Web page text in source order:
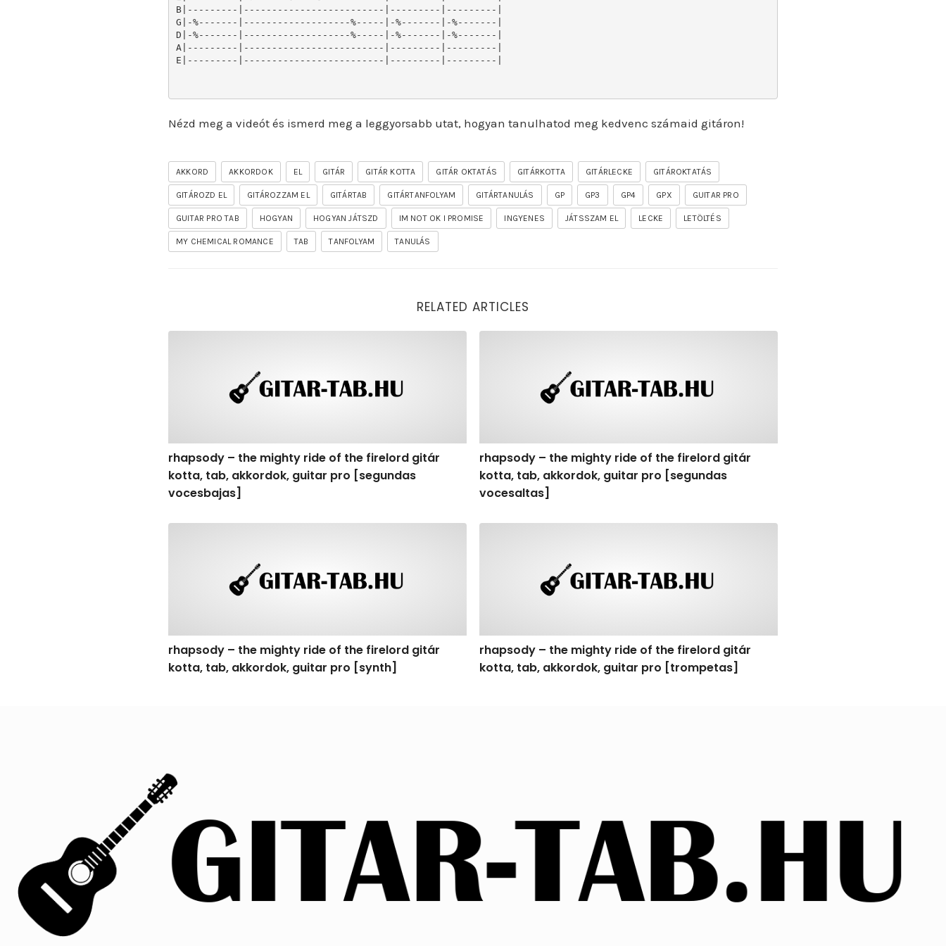
B|---------|-------------------------|---------|---------|
G|-%-------|-------------------%-----|-%-------|-%-------|
D|-%-------|-------------------%-----|-%-------|-%-------|
A|---------|-------------------------|---------|---------|
E|---------|-------------------------|---------|---------|
Nézd meg a videót és ismerd meg a leggyorsabb utat, hogyan tanulhatod meg kedvenc számaid gitáron!
AKKORD AKKORDOK EL GITÁR GITÁR KOTTA GITÁR OKTATÁS GITÁRKOTTA GITÁRLECKE GITÁROKTATÁS
GITÁROZD EL GITÁROZZAM EL GITÁRTAB GITÁRTANFOLYAM GITÁRTANULÁS GP GP3 GP4 GPX GUITAR PRO
GUITAR PRO TAB HOGYAN HOGYAN JÁTSZD IM NOT OK I PROMISE INGYENES JÁTSSZAM EL LECKE LETÖLTÉS
MY CHEMICAL ROMANCE TAB TANFOLYAM TANULÁS
RELATED ARTICLES
rhapsody – the mighty ride of the firelord gitár
kotta, tab, akkordok, guitar pro [segundas
vocesbajas]
rhapsody – the mighty ride of the firelord gitár
kotta, tab, akkordok, guitar pro [segundas
vocesaltas]
rhapsody – the mighty ride of the firelord gitár
kotta, tab, akkordok, guitar pro [synth]
rhapsody – the mighty ride of the firelord gitár
kotta, tab, akkordok, guitar pro [trompetas]